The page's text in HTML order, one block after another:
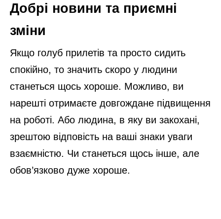
Добрі новини та приємні
зміни
Якщо голуб прилетів та просто сидить
спокійно, то значить скоро у людини
станеться щось хороше. Можливо, ви
нарешті отримаєте довгождане підвищення
на роботі. Або людина, в яку ви закохані,
зрештою відповість на ваші знаки уваги
взаємністю. Чи станеться щось інше, але
обов’язково дуже хороше.